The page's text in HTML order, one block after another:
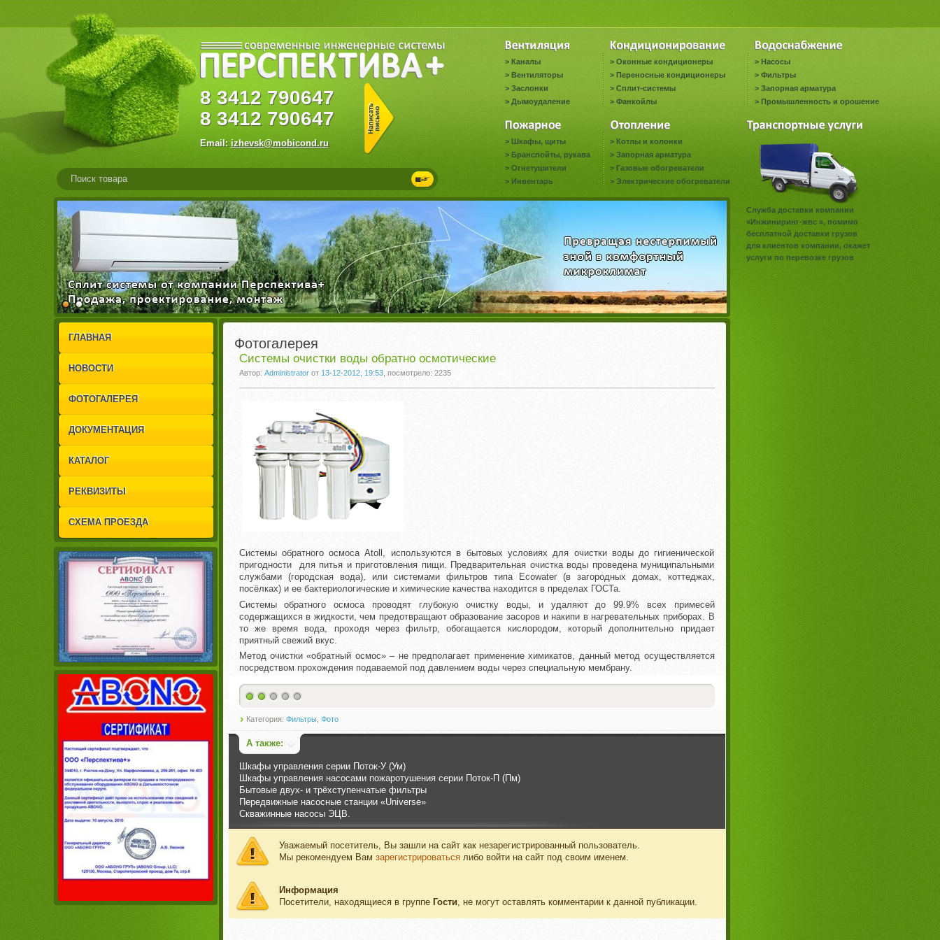
8 3412 790647
8 3412 790647
Email: izhevsk@mobicond.ru
> Каналы
> Вентиляторы
> Заслонки
> Дымоудаление
> Оконные кондиционеры
> Переносные кондиционеры
> Сплит-системы
> Фанкойлы
> Насосы
> Фильтры
> Запорная арматура
> Промышленность и орошение
> Шкафы, щиты
> Бранспойты, рукава
> Огнетушители
> Инвентарь
> Котлы и колонки
> Запорная арматура
> Газовые обогреватели
> Электрические обогреватели
1
2
ГЛАВНАЯ
НОВОСТИ
ФОТОГАЛЕРЕЯ
ДОКУМЕНТАЦИЯ
КАТАЛОГ
РЕКВИЗИТЫ
СХЕМА ПРОЕЗДА
Фотогалерея
Системы очистки воды обратно осмотические
Автор: Administratorот 13-12-2012, 19:53, посмотрело: 2235
Системы обратного осмоса Atoll, используются в бытовых условиях для очистки воды до гигиенической
пригодности для питья и приготовления пищи. Предварительная очистка воды проведена муниципальными
службами (городская вода), или системами фильтров типа Ecowater (в загородных домах, коттеджах,
посёлках) и ее бактериологические и химические качества находится в пределах ГОСТа.
Системы обратного осмоса проводят глубокую очистку воды, и удаляют до 99.9% всех примесей
содержащихся в жидкости, чем предотвращают образование засоров и накипи в нагревательных приборах. В
то же время вода, проходя через фильтр, обогащается кислородом, который дополнительно придает
приятный свежий вкус.
Метод очистки «обратный осмос» – не предполагает применение химикатов, данный метод осуществляется
посредством прохождения подаваемой под давлением воды через специальную мембрану.
Категория: Фильтры, Фото
А также:
Шкафы управления серии Поток-У (Ум)
Шкафы управления насосами пожаротушения серии Поток-П (Пм)
Бытовые двух- и трёхступенчатые фильтры
Передвижные насосные станции «Universe»
Скважинные насосы ЭЦВ.
Уважаемый посетитель, Вы зашли на сайт как незарегистрированный пользователь.
Мы рекомендуем Вам зарегистрироватьсялибо войти на сайт под своим именем.
Информация
Посетители, находящиеся в группе Гости, не могут оставлять комментарии к данной публикации.
Служба доставки компании
«Инжиниринг-жвс », помимо
бесплатной доставки грузов
для клиентов компании, окажет
услуги по перевозке грузов